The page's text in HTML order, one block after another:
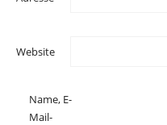
Website
Name, E-
Mail-